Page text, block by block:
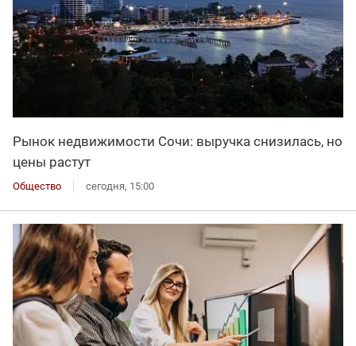
Рынок недвижимости Сочи: выручка снизилась, но
цены растут
Общество сегодня, 15:00